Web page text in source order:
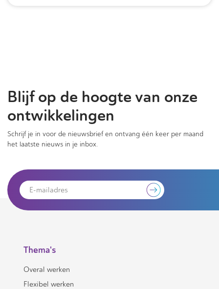
Blijf op de hoogte van onze
ontwikkelingen
Schrijf je in voor de nieuwsbrief en ontvang één keer per maand
het laatste nieuws in je inbox.
Thema's
Overal werken
Flexibel werken